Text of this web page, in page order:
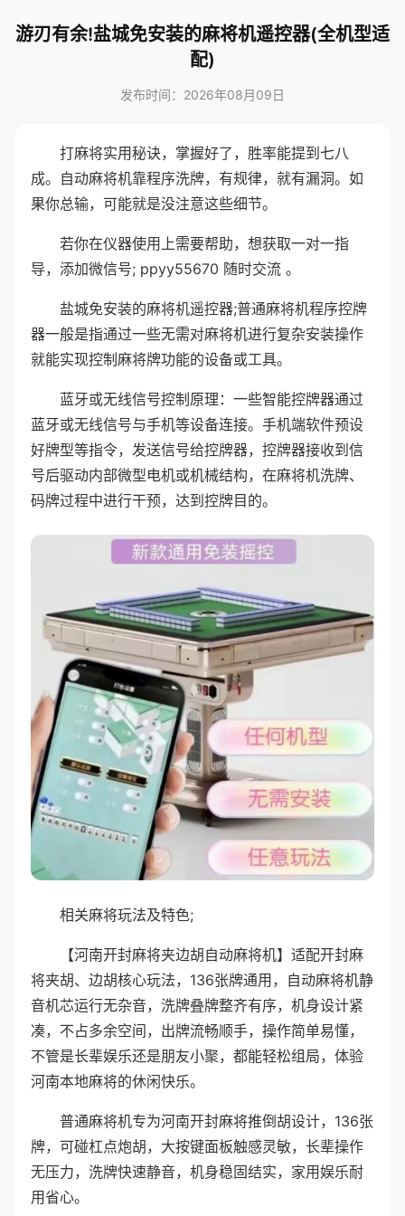
游刃有余!盐城免安装的麻将机遥控器(全机型适
配)
发布时间：2026年08月09日
打麻将实用秘诀，掌握好了，胜率能提到七八
成。自动麻将机靠程序洗牌，有规律，就有漏洞。如
果你总输，可能就是没注意这些细节。
若你在仪器使用上需要帮助，想获取一对一指
导，添加微信号; ppyy55670 随时交流 。
盐城免安装的麻将机遥控器;普通麻将机程序控牌
器一般是指通过一些无需对麻将机进行复杂安装操作
就能实现控制麻将牌功能的设备或工具。
蓝牙或无线信号控制原理：一些智能控牌器通过
蓝牙或无线信号与手机等设备连接。手机端软件预设
好牌型等指令，发送信号给控牌器，控牌器接收到信
号后驱动内部微型电机或机械结构，在麻将机洗牌、
码牌过程中进行干预，达到控牌目的。
相关麻将玩法及特色;
【河南开封麻将夹边胡自动麻将机】适配开封麻
将夹胡、边胡核心玩法，136张牌通用，自动麻将机静
音机芯运行无杂音，洗牌叠牌整齐有序，机身设计紧
凑，不占多余空间，出牌流畅顺手，操作简单易懂，
不管是长辈娱乐还是朋友小聚，都能轻松组局，体验
河南本地麻将的休闲快乐。
普通麻将机专为河南开封麻将推倒胡设计，136张
牌，可碰杠点炮胡，大按键面板触感灵敏，长辈操作
无压力，洗牌快速静音，机身稳固结实，家用娱乐耐
用省心。